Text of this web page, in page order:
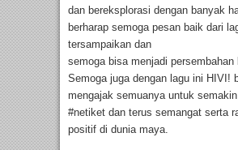
dan bereksplorasi dengan banyak
berharap semoga pesan baik dari
tersampaikan dan
semoga bisa menjadi
Semoga juga dengan lagu ini HIVI!
mengajak semuanya untuk
#netiket dan terus semangat serta
positif di dunia maya.